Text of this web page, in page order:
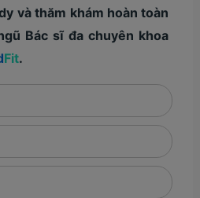
và thăm khám hoàn toàn
Bác sĩ đa chuyên khoa
Fit.